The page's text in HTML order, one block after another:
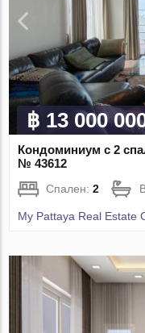
฿ 13 000
Кондоминиум с 2
№ 43612
Спален:2
My Pattaya Real Estate